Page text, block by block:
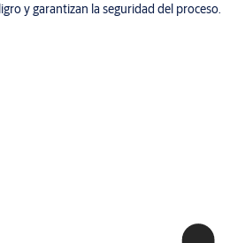
y garantizan la seguridad del proceso.